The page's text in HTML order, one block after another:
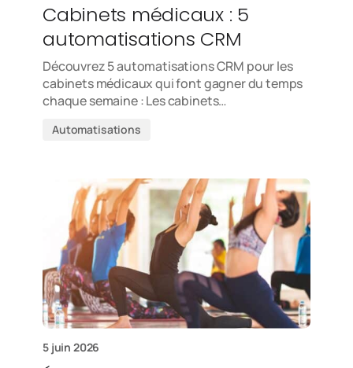
Cabinets médicaux : 5
automatisations CRM
Découvrez 5 automatisations CRM pour les
cabinets médicaux qui font gagner du temps
chaque semaine : Les cabinets…
Automatisations
5 juin 2026